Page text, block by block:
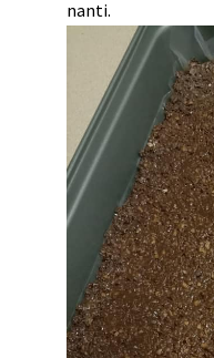
nanti.